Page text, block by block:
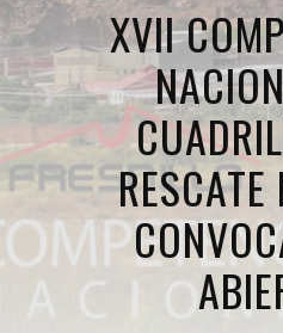
XVII